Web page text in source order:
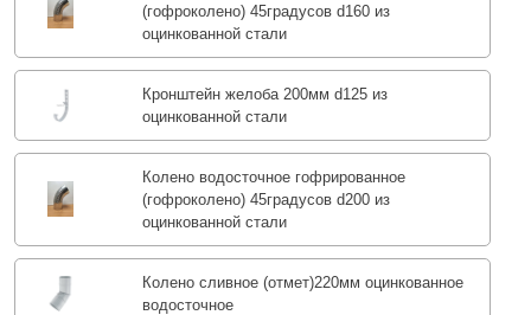
(гофроколено) 45градусов d160 из
оцинкованной стали
Кронштейн желоба 200мм d125 из
оцинкованной стали
Колено водосточное гофрированное
(гофроколено) 45градусов d200 из
оцинкованной стали
Колено сливное (отмет)220мм оцинкованное
водосточное